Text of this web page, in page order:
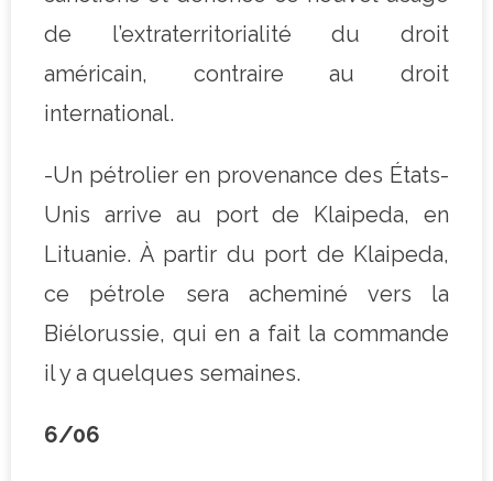
de l’extraterritorialité du droit
américain, contraire au droit
international.
-Un pétrolier en provenance des États-
Unis arrive au port de Klaipeda, en
Lituanie. À partir du port de Klaipeda,
ce pétrole sera acheminé vers la
Biélorussie, qui en a fait la commande
il y a quelques semaines.
6/06